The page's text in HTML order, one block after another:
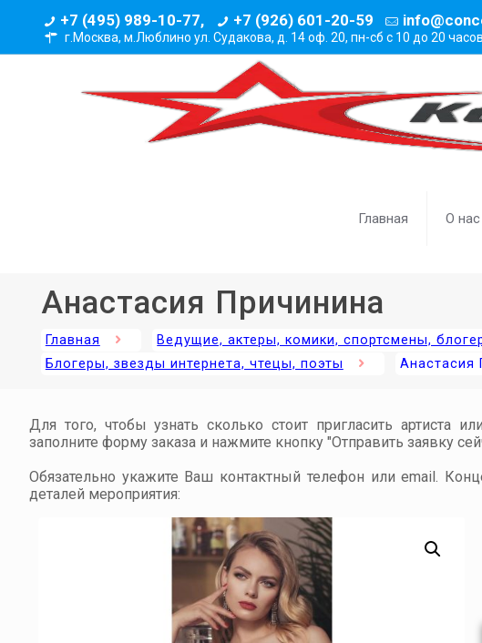
+7 (495) 989-10-77, +7 (926) 601-20-59
г.Москва, м.Люблино ул. Судакова, д. 14 оф. 20, пн-сб с 10 до 20 часов.
Главная О нас
Анастасия Причинина
Главная
Ведущие, актеры, комики, спортсмены,
Блогеры, звезды интернета, чтецы, поэты
Анастасия
Для того, чтобы узнать сколько стоит пригласить артиста
заполните форму заказа и нажмите кнопку "Отправить заявку
Обязательно укажите Ваш контактный телефон или email.
деталей мероприятия: